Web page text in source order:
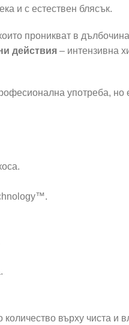
и с естествен блясък.
проникват в
действия – интензивна
употреба,
върху чиста и